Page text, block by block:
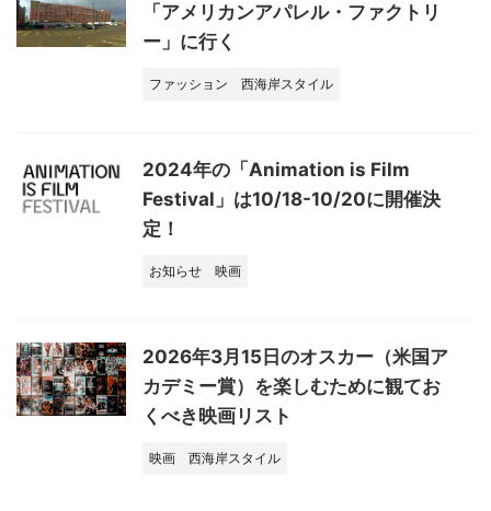
「アメリカンアパレル・ファクトリ
ー」に行く
ファッション 西海岸スタイル
2024年の「Animation is Film
Festival」は10/18-10/20に開催決
定！
お知らせ 映画
2026年3月15日のオスカー（米国ア
カデミー賞）を楽しむために観てお
くべき映画リスト
映画 西海岸スタイル